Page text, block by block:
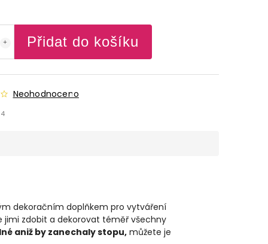
Přidat do košíku
Neohodnoceno
dekoračním doplňkem pro vytváření
jimi zdobit a dekorovat téměř všechny
aniž by zanechaly stopu,můžete je